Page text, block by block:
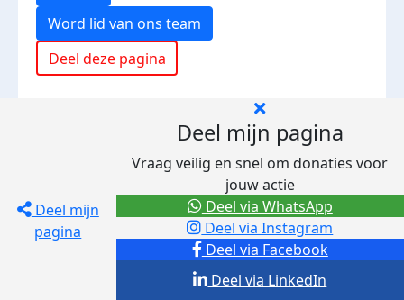
Word lid van ons team
Deel deze pagina
Deel mijn
pagina
Deel mijn pagina
Vraag veilig en snel om donaties voor
jouw actie
Deel via Facebook
Deel via Instagram
Deel via LinkedIn
Deel via WhatsApp